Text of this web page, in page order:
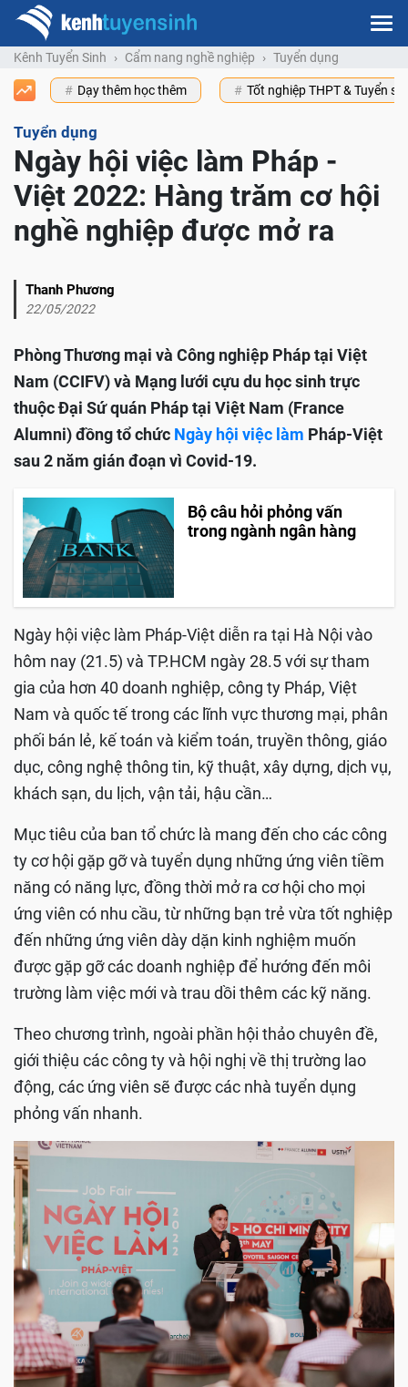
Kênh Tuyển Sinh Cẩm nang nghề nghiệp Tuyển dụng
Dạy thêm học thêm Tốt nghiệp THPT & Tuyển
Tuyển dụng
Ngày hội việc làm Pháp -
Việt 2022: Hàng trăm cơ hội
nghề nghiệp được mở ra
Thanh Phương
22/05/2022
Phòng Thương mại và Công nghiệp Pháp tại Việt
Nam (CCIFV) và Mạng lưới cựu du học sinh trực
thuộc Đại Sứ quán Pháp tại Việt Nam (France
Alumni) đồng tổ chức Ngày hội việc làm Pháp-Việt
sau 2 năm gián đoạn vì Covid-19.
Bộ câu hỏi phỏng vấn
trong ngành ngân hàng
Ngày hội việc làm Pháp-Việt diễn ra tại Hà Nội vào
hôm nay (21.5) và TP.HCM ngày 28.5 với sự tham
gia của hơn 40 doanh nghiệp, công ty Pháp, Việt
Nam và quốc tế trong các lĩnh vực thương mại, phân
phối bán lẻ, kế toán và kiểm toán, truyền thông, giáo
dục, công nghệ thông tin, kỹ thuật, xây dựng, dịch vụ,
khách sạn, du lịch, vận tải, hậu cần…
Mục tiêu của ban tổ chức là mang đến cho các công
ty cơ hội gặp gỡ và tuyển dụng những ứng viên tiềm
năng có năng lực, đồng thời mở ra cơ hội cho mọi
ứng viên có nhu cầu, từ những bạn trẻ vừa tốt nghiệp
đến những ứng viên dày dặn kinh nghiệm muốn
được gặp gỡ các doanh nghiệp để hướng đến môi
trường làm việc mới và trau dồi thêm các kỹ năng.
Theo chương trình, ngoài phần hội thảo chuyên đề,
giới thiệu các công ty và hội nghị về thị trường lao
động, các ứng viên sẽ được các nhà tuyển dụng
phỏng vấn nhanh.